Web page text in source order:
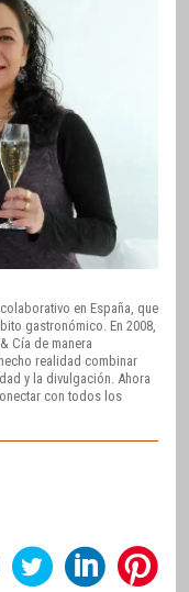
en España, que
gastronómico. En 2008,
Cía de manera
realidad combinar
y la divulgación. Ahora
con todos los